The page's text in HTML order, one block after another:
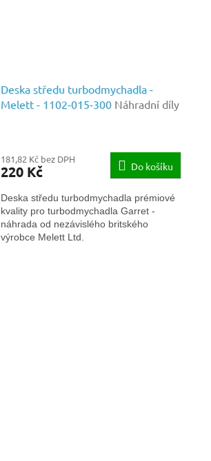
Deska středu turbodmychadla -
Melett - 1102-015-300 Náhradní díly
181,82 Kč bez DPH
220 Kč Do košíku
Deska středu turbodmychadla prémiové
kvality pro turbodmychadla Garret -
náhrada od nezávislého britského
výrobce Melett Ltd.